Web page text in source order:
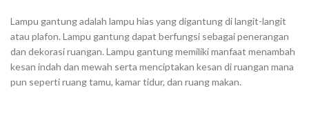
Lampu gantung adalah lampu hias yang digantung di langit-langit
atau plafon. Lampu gantung dapat berfungsi sebagai penerangan
dan dekorasi ruangan. Lampu gantung memiliki manfaat menambah
kesan indah dan mewah serta menciptakan kesan di ruangan mana
pun seperti ruang tamu, kamar tidur, dan ruang makan.